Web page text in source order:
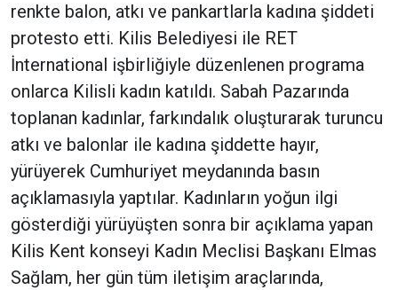
renkte balon, atkı ve pankartlarla kadına şiddeti
protesto etti. Kilis Belediyesi ile RET
İnternational işbirliğiyle düzenlenen programa
onlarca Kilisli kadın katıldı. Sabah Pazarında
toplanan kadınlar, farkındalık oluşturarak turuncu
atkı ve balonlar ile kadına şiddette hayır,
yürüyerek Cumhuriyet meydanında basın
açıklamasıyla yaptılar. Kadınların yoğun ilgi
gösterdiği yürüyüşten sonra bir açıklama yapan
Kilis Kent konseyi Kadın Meclisi Başkanı Elmas
Sağlam, her gün tüm iletişim araçlarında,